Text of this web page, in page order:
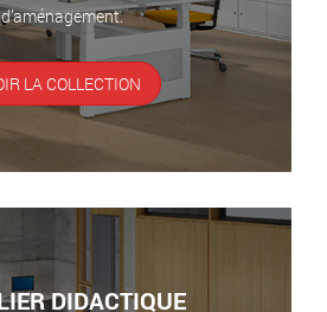
d’aménagement.
LA COLLECTION
DIDACTIQUE